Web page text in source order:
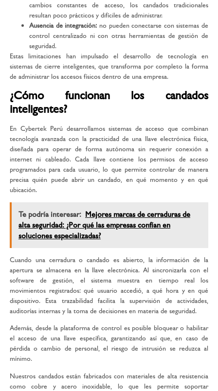
cambios constantes de acceso, los candados tradicionales
resultan poco prácticos y difíciles de administrar.
Ausencia de integración: no pueden conectarse con sistemas de
control centralizado ni con otras herramientas de gestión de
seguridad.
Estas limitaciones han impulsado el desarrollo de tecnología en
sistemas de cierre inteligentes, que transforma por completo la forma
de administrar los accesos físicos dentro de una empresa.
¿Cómo funcionan los candados
inteligentes?
En Cybertek Perú desarrollamos sistemas de acceso que combinan
tecnología avanzada con la practicidad de una llave electrónica física,
diseñada para operar de forma autónoma sin requerir conexión a
internet ni cableado. Cada llave contiene los permisos de acceso
programados para cada usuario, lo que permite controlar de manera
precisa quién puede abrir un candado, en qué momento y en qué
ubicación.
Te podría interesar: Mejores marcas de cerraduras de
alta seguridad: ¿Por qué las empresas confían en
soluciones especializadas?
Cuando una cerradura o candado es abierto, la información de la
apertura se almacena en la llave electrónica. Al sincronizarla con el
software de gestión, el sistema muestra en tiempo real los
movimientos registrados: qué usuario accedió, a qué hora y en qué
dispositivo. Esta trazabilidad facilita la supervisión de actividades,
auditorías internas y la toma de decisiones en materia de seguridad.
Además, desde la plataforma de control es posible bloquear o habilitar
el acceso de una llave específica, garantizando así que, en caso de
pérdida o cambio de personal, el riesgo de intrusión se reduzca al
mínimo.
Nuestros candados están fabricados con materiales de alta resistencia
como cobre y acero inoxidable, lo que les permite soportar